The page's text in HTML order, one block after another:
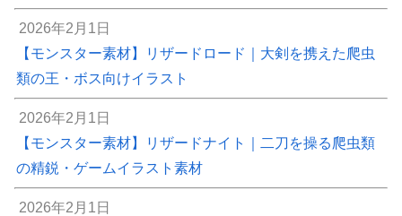
2026年2月1日
【モンスター素材】リザードロード｜大剣を携えた爬虫
類の王・ボス向けイラスト
2026年2月1日
【モンスター素材】リザードナイト｜二刀を操る爬虫類
の精鋭・ゲームイラスト素材
2026年2月1日